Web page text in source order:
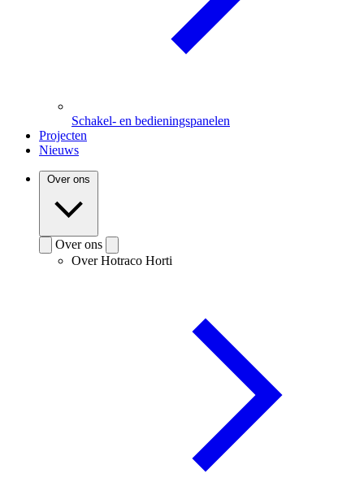
Schakel- en bedieningspanelen
Projecten
Nieuws
Over ons
Over ons
Over Hotraco Horti